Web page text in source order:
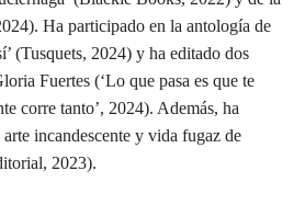
Ha participado en la antología de
(Tusquets, 2024) y ha editado dos
Fuertes (‘Lo que pasa es que te
corre tanto’, 2024). Además, ha
incandescente y vida fugaz de
2023).